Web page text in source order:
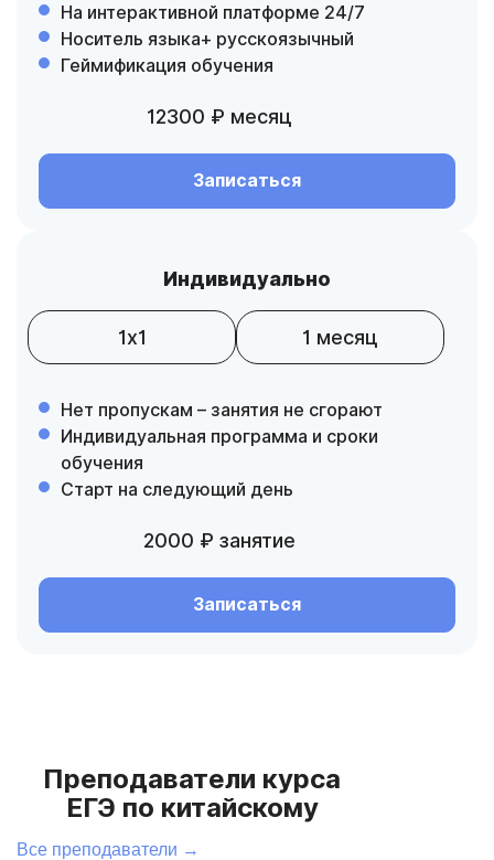
На интерактивной платформе 24/7
Носитель языка+ русскоязычный
Геймификация обучения
12300 ₽ месяц
Записаться
Индивидуально
1х1 1 месяц
Нет пропускам – занятия не сгорают
Индивидуальная программа и сроки
обучения
Старт на следующий день
2000 ₽ занятие
Записаться
Преподаватели курса
ЕГЭ по китайскому
Все преподаватели →